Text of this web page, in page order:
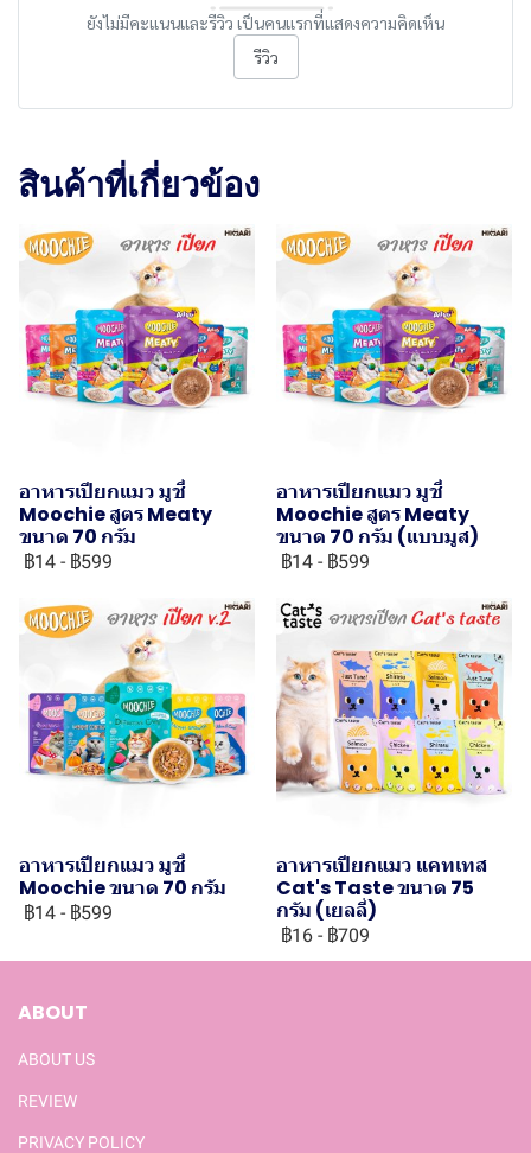
ยังไม่มีคะแนนและรีวิว เป็นคนแรกที่แสดงความคิดเห็น
รีวิว
สินค้าที่เกี่ยวข้อง
อาหารเปียกแมว มูชี่
Moochie สูตร Meaty
ขนาด 70 กรัม
฿14 - ฿599
อาหารเปียกแมว มูชี่
Moochie สูตร Meaty
ขนาด 70 กรัม (แบบมูส)
฿14 - ฿599
อาหารเปียกแมว มูชี่
Moochie ขนาด 70 กรัม
฿14 - ฿599
อาหารเปียกแมว แคทเทส
Cat's Taste ขนาด 75
กรัม (เยลลี่)
฿16 - ฿709
ABOUT
ABOUT US
REVIEW
PRIVACY POLICY